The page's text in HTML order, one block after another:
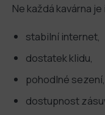
Ne každá kavárna
stabilní internet,
dostatek klidu,
pohodlné sezení,
dostupnost